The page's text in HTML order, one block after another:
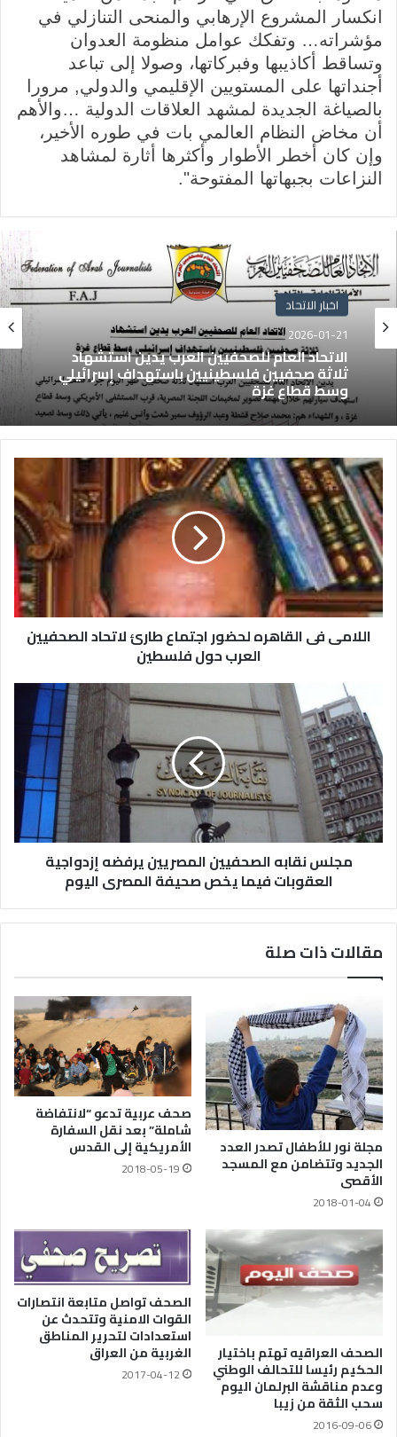
انكسار المشروع الإرهابي والمنحى التنازلي في
مؤشراته… وتفكك عوامل منظومة العدوان
وتساقط أكاذيبها وفبركاتها، وصولا إلى تباعد
أجنداتها على المستويين الإقليمي والدولي, مرورا
بالصياغة الجديدة لمشهد العلاقات الدولية …والأهم
أن مخاض النظام العالمي بات في طوره الأخير،
وإن كان أخطر الأطوار وأكثرها أثارة لمشاهد
النزاعات بجبهاتها المفتوحة".‏
اخبار الاتحاد
2026-01-21
الاتحاد العام للصحفيين العرب يدين استشهاد
ثلاثة صحفيين فلسطينيين باستهداف إسرائيلي
وسط قطاع غزة
اللامى فى القاهره لحضور اجتماع طارئ لاتحاد الصحفيين
العرب حول فلسطين
مجلس نقابه الصحفيين المصريين يرفضه إزدواجية
العقوبات فيما يخص صحيفة المصرى اليوم
مقالات ذات صلة
مجلة نور للأطفال تصدر العدد
الجديد وتتضامن مع المسجد
الأقصى
2018-01-04
صحف عربية تدعو “لانتفاضة
شاملة” بعد نقل السفارة
الأمريكية إلى القدس
2018-05-19
الصحف العراقيه تهتم باختيار
الحكيم رئيسا للتحالف الوطني
وعدم مناقشة البرلمان اليوم
سحب الثقة من زيبا
2016-09-06
الصحف تواصل متابعة انتصارات
القوات الامنية وتتحدث عن
استعدادات لتحرير المناطق
الغربية من العراق
2017-04-12